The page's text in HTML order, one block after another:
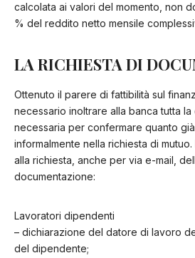
calcolata ai valori del momento, non
% del reddito netto mensile
LA RICHIESTA DI
Ottenuto il parere di fattibilità sul
necessario inoltrare alla banca tutta
necessaria per confermare quanto
informalmente nella richiesta di
alla richiesta, anche per via e-mail,
documentazione:
Lavoratori dipendenti
– dichiarazione del datore di lavoro
del dipendente;